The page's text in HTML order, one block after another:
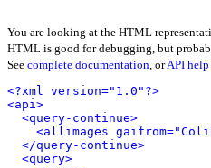
You are looking at the HTML
HTML is good for debugging, but
See complete documentation, orAPI help
<?xml version="1.0"?>
<api>
<query-continue>
<allimages
</query-continue>
<query>